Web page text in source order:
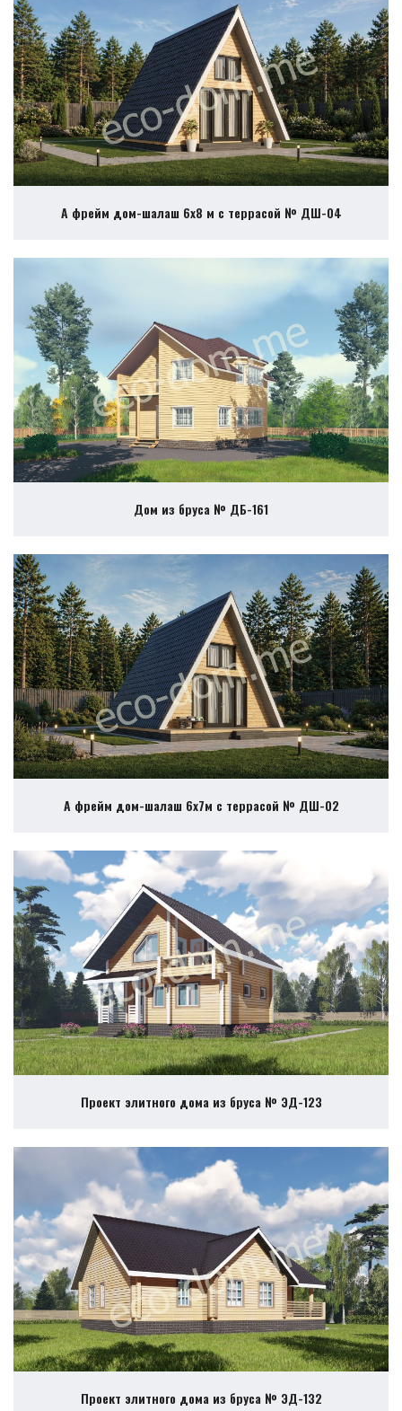
А фрейм дом-шалаш 6х8 м с террасой № ДШ-04
Дом из бруса № ДБ-161
А фрейм дом-шалаш 6х7м с террасой № ДШ-02
Проект элитного дома из бруса № ЭД-123
Проект элитного дома из бруса № ЭД-132